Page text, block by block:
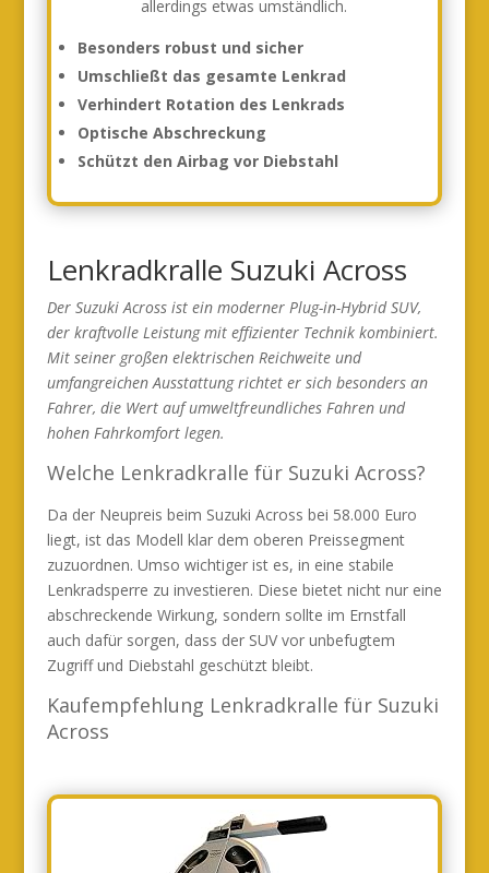
allerdings etwas umständlich.
Besonders robust und sicher
Umschließt das gesamte Lenkrad
Verhindert Rotation des Lenkrads
Optische Abschreckung
Schützt den Airbag vor Diebstahl
Lenkradkralle Suzuki Across
Der Suzuki Across ist ein moderner Plug-in-Hybrid SUV,
der kraftvolle Leistung mit effizienter Technik kombiniert.
Mit seiner großen elektrischen Reichweite und
umfangreichen Ausstattung richtet er sich besonders an
Fahrer, die Wert auf umweltfreundliches Fahren und
hohen Fahrkomfort legen.
Welche Lenkradkralle für Suzuki Across?
Da der Neupreis beim Suzuki Across bei 58.000 Euro
liegt, ist das Modell klar dem oberen Preissegment
zuzuordnen. Umso wichtiger ist es, in eine stabile
Lenkradsperre zu investieren. Diese bietet nicht nur eine
abschreckende Wirkung, sondern sollte im Ernstfall
auch dafür sorgen, dass der SUV vor unbefugtem
Zugriff und Diebstahl geschützt bleibt.
Kaufempfehlung Lenkradkralle für Suzuki
Across